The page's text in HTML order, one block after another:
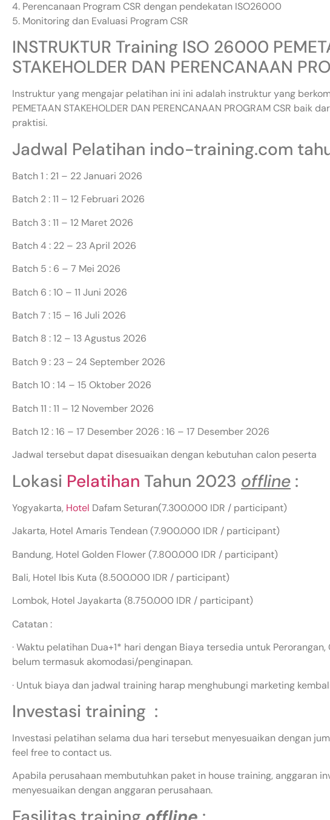
4. Perencanaan Program CSR dengan pendekatan ISO26000
5. Monitoring dan Evaluasi Program CSR
INSTRUKTUR Training ISO 26000
STAKEHOLDER DAN PERENCANAAN
Instruktur yang mengajar pelatihan ini ini adalah instruktur yang
PEMETAAN STAKEHOLDER DAN PERENCANAAN PROGRAM CSR baik
praktisi.
Jadwal Pelatihan indo-training.com
Batch 1 : 21 – 22 Januari 2026
Batch 2 : 11 – 12 Februari 2026
Batch 3 : 11 – 12 Maret 2026
Batch 4 : 22 – 23 April 2026
Batch 5 : 6 – 7 Mei 2026
Batch 6 : 10 – 11 Juni 2026
Batch 7 : 15 – 16 Juli 2026
Batch 8 : 12 – 13 Agustus 2026
Batch 9 : 23 – 24 September 2026
Batch 10 : 14 – 15 Oktober 2026
Batch 11 : 11 – 12 November 2026
Batch 12 : 16 – 17 Desember 2026 : 16 – 17 Desember 2026
Jadwal tersebut dapat disesuaikan dengan kebutuhan calon peserta
Lokasi Pelatihan Tahun 2023 offline :
Yogyakarta, Hotel Dafam Seturan(7.300.000 IDR / participant)
Jakarta, Hotel Amaris Tendean (7.900.000 IDR / participant)
Bandung, Hotel Golden Flower (7.800.000 IDR / participant)
Bali, Hotel Ibis Kuta (8.500.000 IDR / participant)
Lombok, Hotel Jayakarta (8.750.000 IDR / participant)
Catatan :
· Waktu pelatihan Dua+1* hari dengan Biaya tersedia untuk Perorangan,
belum termasuk akomodasi/penginapan.
· Untuk biaya dan jadwal training harap menghubungi marketing
Investasi training :
Investasi pelatihan selama dua hari tersebut menyesuaikan dengan
feel free to contact us.
Apabila perusahaan membutuhkan paket in house training, anggaran
menyesuaikan dengan anggaran perusahaan.